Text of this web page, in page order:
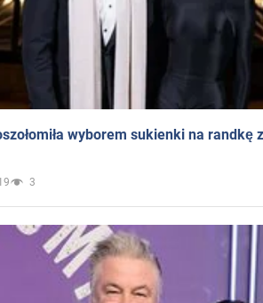
wyborem sukienki na randkę
3